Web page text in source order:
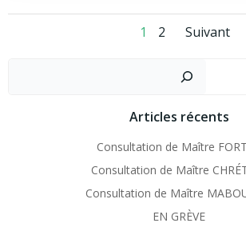
Posts
Page
1 Page
2
Posts
Suivant
Articles récents
Consultation de Maître
Consultation de Maître
Consultation de Maître
EN GRÈVE